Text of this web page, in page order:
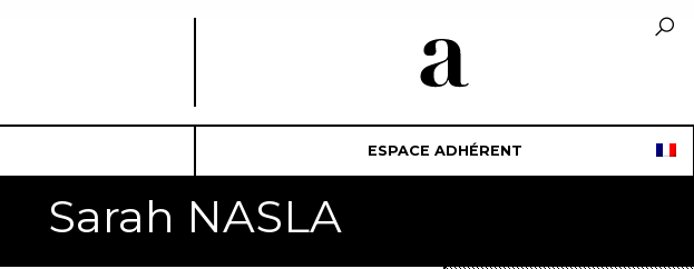
ESPACE ADHÉRENT
Sarah NASLA